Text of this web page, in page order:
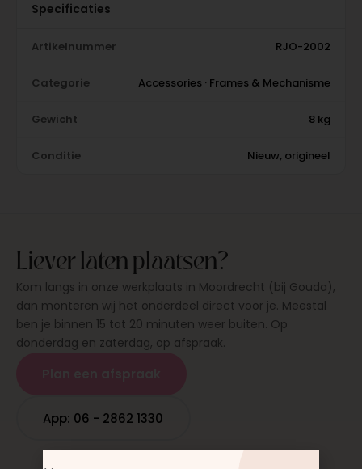
Specificaties
Artikelnummer RJO-2002
Categorie Accessories · Frames & Mechanisme
Gewicht 8 kg
Conditie Nieuw, origineel
Liever laten plaatsen?
Kom langs in onze werkplaats in Moordrecht (bij Gouda),
dan monteren wij het onderdeel direct voor je. Meestal
ben je binnen 15 tot 20 minuten weer buiten. Op
donderdag en zaterdag, op afspraak.
App: 06 - 2862 1330